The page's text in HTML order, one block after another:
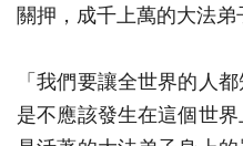
關押，成千上萬的大法弟
「我們要讓全世界的人
是不應該發生在這個世